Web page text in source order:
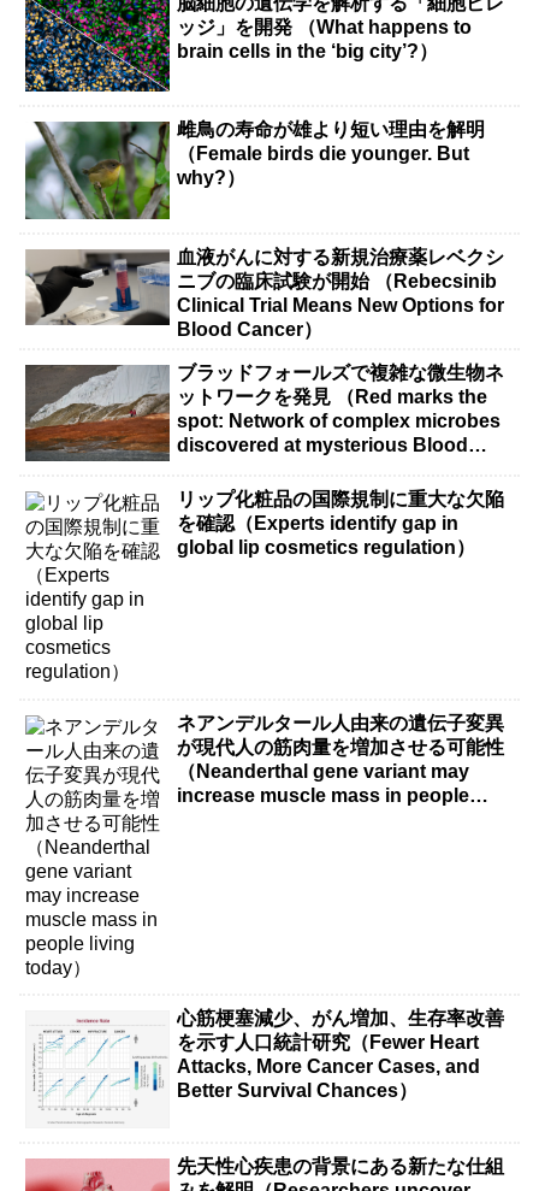
ッジ」を開発 （What happens to
brain cells in the ‘big city’?）
雌鳥の寿命が雄より短い理由を解明
（Female birds die younger. But
why?）
血液がんに対する新規治療薬レベクシ
ニブの臨床試験が開始 （Rebecsinib
Clinical Trial Means New Options for
Blood Cancer）
ブラッドフォールズで複雑な微生物ネ
ットワークを発見 （Red marks the
spot: Network of complex microbes
discovered at mysterious Blood
リップ化粧品の国際規制に重大な欠陥
を確認（Experts identify gap in
global lip cosmetics regulation）
ネアンデルタール人由来の遺伝子変異
が現代人の筋肉量を増加させる可能性
（Neanderthal gene variant may
increase muscle mass in people
心筋梗塞減少、がん増加、生存率改善
を示す人口統計研究（Fewer Heart
Attacks, More Cancer Cases, and
Better Survival Chances）
先天性心疾患の背景にある新たな仕組